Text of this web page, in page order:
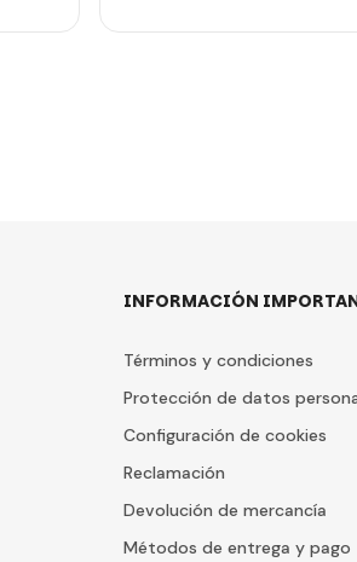
INFORMACIÓN
Términos y condiciones
Protección de datos
Configuración de cookies
Reclamación
Devolución de mercancía
Métodos de entrega y pago